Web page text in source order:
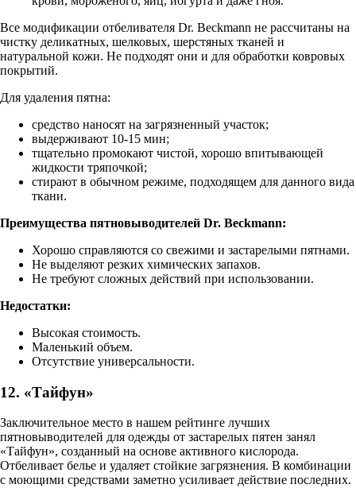
Все модификации отбеливателя Dr. Beckmann не рассчитаны на
чистку деликатных, шелковых, шерстяных тканей и
натуральной кожи. Не подходят они и для обработки ковровых
покрытий.
Для удаления пятна:
средство наносят на загрязненный участок;
выдерживают 10-15 мин;
тщательно промокают чистой, хорошо впитывающей
жидкости тряпочкой;
стирают в обычном режиме, подходящем для данного вида
ткани.
Преимущества пятновыводителей Dr. Beckmann:
Хорошо справляются со свежими и застарелыми пятнами.
Не выделяют резких химических запахов.
Не требуют сложных действий при использовании.
Недостатки:
Высокая стоимость.
Маленький объем.
Отсутствие универсальности.
12. «Тайфун»
Заключительное место в нашем рейтинге лучших
пятновыводителей для одежды от застарелых пятен занял
«Тайфун», созданный на основе активного кислорода.
Отбеливает белье и удаляет стойкие загрязнения. В комбинации
с моющими средствами заметно усиливает действие последних.